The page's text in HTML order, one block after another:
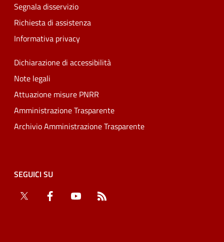
Segnala disservizio
Richiesta di assistenza
Informativa privacy
Dichiarazione di accessibilità
Note legali
Attuazione misure PNRR
Amministrazione Trasparente
Archivio Amministrazione Trasparente
SEGUICI SU
Twitter
Facebook YouTube